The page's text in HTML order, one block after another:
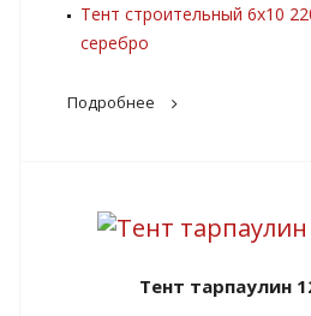
Тент строительный 6х10
серебро
Подробнее
Тент тарпаулин